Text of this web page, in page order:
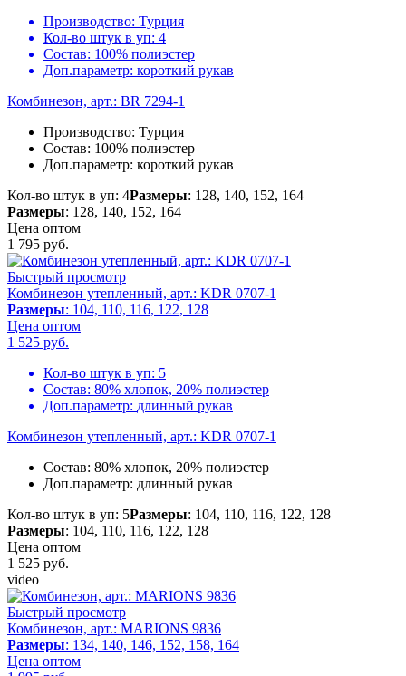
Производство: Турция
Кол-во штук в уп: 4
Состав: 100% полиэстер
Доп.параметр: короткий рукав
Комбинезон, арт.: BR 7294-1
Производство: Турция
Состав: 100% полиэстер
Доп.параметр: короткий рукав
Кол-во штук в уп: 4Размеры: 128, 140, 152, 164
Размеры: 128, 140, 152, 164
Цена оптом
1 795 руб.
Быстрый просмотр
Комбинезон утепленный, арт.: KDR 0707-1
Размеры: 104, 110, 116, 122, 128
Цена оптом
1 525 руб.
Кол-во штук в уп: 5
Состав: 80% хлопок, 20% полиэстер
Доп.параметр: длинный рукав
Комбинезон утепленный, арт.: KDR 0707-1
Состав: 80% хлопок, 20% полиэстер
Доп.параметр: длинный рукав
Кол-во штук в уп: 5Размеры: 104, 110, 116, 122, 128
Размеры: 104, 110, 116, 122, 128
Цена оптом
1 525 руб.
video
Быстрый просмотр
Комбинезон, арт.: MARIONS 9836
Размеры: 134, 140, 146, 152, 158, 164
Цена оптом